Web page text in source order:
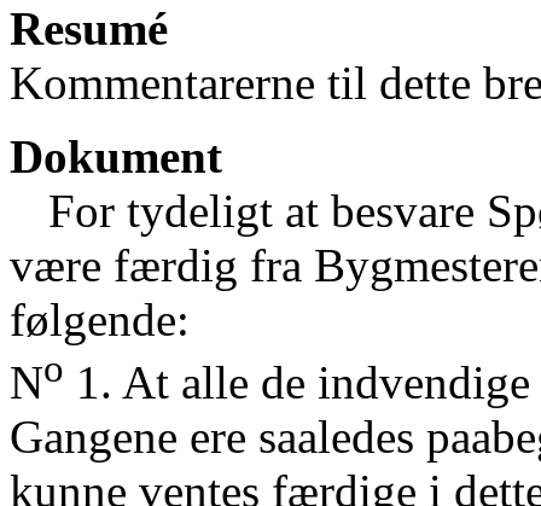
Resumé
Kommentarerne til dette
Dokument
For tydeligt at besvare
være færdig fra
følgende:
No 1. At alle de
Gangene ere saaledes
kunne ventes færdige i